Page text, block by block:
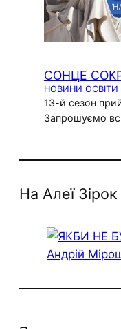
СОНЦЕ
НОВИНИ ОСВІТИ
13-й сезон
Запрошуємо
На Алеї Зірок